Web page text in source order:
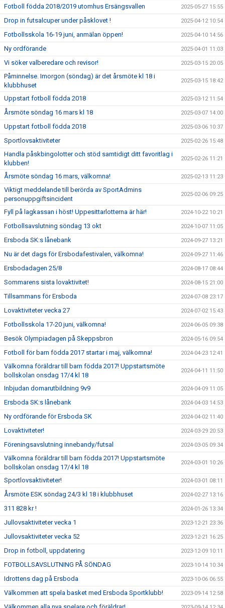
Fotboll födda 2018/2019 utomhus Ersängsvallen 2025-05-27 15:55
Drop in futsalcuper under påsklovet ! 2025-04-12 10:54
Fotbollsskola 16-19 juni, anmälan öppen! 2025-04-10 14:56
Ny ordförande 2025-04-01 11:03
Vi söker valberedare och revisor! 2025-03-15 20:05
Påminnelse. Imorgon (söndag) är det årsmöte kl 18 i
klubbhuset
2025-03-15 18:42
Uppstart fotboll födda 2018 2025-03-12 11:54
Årsmöte söndag 16 mars kl 18 2025-03-07 14:00
Uppstart fotboll födda 2018 2025-03-06 10:37
Sportlovsaktiviteter 2025-02-26 15:48
Handla påskbingolotter och stöd samtidigt ditt favoritlag i
klubben!
2025-02-26 11:21
Årsmöte söndag 16 mars, välkomna! 2025-02-13 11:23
Viktigt meddelande till berörda av SportAdmins
personuppgiftsincident
2025-02-06 09:25
Fyll på lagkassan i höst! Uppesittarlotterna är här! 2024-10-22 10:21
Fotbollsavslutning söndag 13 okt 2024-10-07 11:05
Ersboda SK:s lånebank 2024-09-27 13:21
Nu är det dags för Ersbodafestivalen, välkomna! 2024-09-27 11:46
Ersbodadagen 25/8 2024-08-17 08:44
Sommarens sista lovaktivitet! 2024-08-15 21:00
Tillsammans för Ersboda 2024-07-08 23:17
Lovaktiviteter vecka 27 2024-07-02 15:43
Fotbollsskola 17-20 juni, välkomna! 2024-06-05 09:38
Besök Olympiadagen på Skeppsbron 2024-05-16 09:54
Fotboll för barn födda 2017 startar i maj, välkomna! 2024-04-23 12:41
Välkomna föräldrar till barn födda 2017! Uppstartsmöte
bollskolan onsdag 17/4 kl 18
2024-04-11 11:50
Inbjudan domarutbildning 9v9 2024-04-09 11:05
Ersboda SK:s lånebank 2024-04-03 14:53
Ny ordförande för Ersboda SK 2024-04-02 11:40
Lovaktiviteter! 2024-03-29 20:53
Föreningsavslutning innebandy/futsal 2024-03-05 09:34
Välkomna föräldrar till barn födda 2017! Uppstartsmöte
bollskolan onsdag 17/4 kl 18
2024-03-01 10:26
Sportlovsaktiviteter! 2024-03-01 08:11
Årsmöte ESK söndag 24/3 kl 18 i klubbhuset 2024-02-27 13:16
311 828 kr ! 2024-01-26 13:34
Jullovsaktiviteter vecka 1 2023-12-21 23:36
Jullovsaktiviteter vecka 52 2023-12-21 16:25
Drop in fotboll, uppdatering 2023-12-09 10:11
FOTBOLLSAVSLUTNING PÅ SÖNDAG 2023-10-14 10:34
Idrottens dag på Ersboda 2023-10-06 06:55
Välkommen att spela basket med Ersboda Sportklubb! 2023-09-14 12:58